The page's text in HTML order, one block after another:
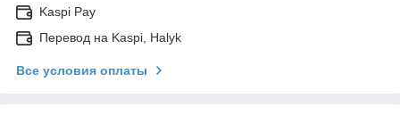
Kaspi Pay
Перевод на Kaspi, Halyk
Все условия оплаты